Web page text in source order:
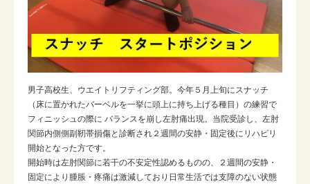
男子高校生、ウエイトリフティング部。今年５月上旬にスナッチ
（床に置かれたバーベルを一挙に頭上に持ち上げる種目）の練習で
フィニッシュの際に バランスを崩し左肘痛出現。当院受診し、左肘
関節内側側副靭帯損傷と診断され２週間の安静・固定後にリハビリ
開始となった方です。
開始時は左肘関節に若干の不安定性認めるものの、２週間の安静・
固定により腫脹・疼痛は激減しており日常生活では支障のない状態